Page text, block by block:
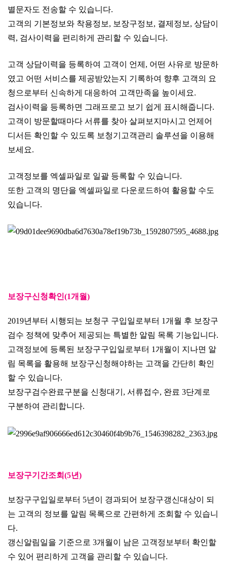
별문자도 전송할 수 있습니다.
고객의 기본정보와 착용정보, 보장구정보, 결제정보, 상담이
력, 검사이력을 편리하게 관리할 수 있습니다.
고객 상담이력을 등록하여 고객이 언제, 어떤 사유로 방문하
였고 어떤 서비스를 제공받았는지 기록하여 향후 고객의 요
청으로부터 신속하게 대응하여 고객만족을 높이세요.
검사이력을 등록하면 그래프로고 보기 쉽게 표시해줍니다.
고객이 방문할때마다 서류를 찾아 살펴보지마시고 언제어
디서든 확인할 수 있도록 보청기고객관리 솔루션을 이용해
보세요.
고객정보를 엑셀파일로 일괄 등록할 수 있습니다.
또한 고객의 명단을 엑셀파일로 다운로드하여 활용할 수도
있습니다.
보장구신청확인(1개월)
2019년부터 시행되는 보청구 구입일로부터 1개월 후 보장구
검수 정책에 맞추어 제공되는 특별한 알림 목록 기능입니다.
고객정보에 등록된 보장구구입일로부터 1개월이 지나면 알
림 목록을 활용해 보장구신청해야하는 고객을 간단히 확인
할 수 있습니다.
보장구검수완료구분을 신청대기, 서류접수, 완료 3단계로
구분하여 관리합니다.
보장구기간조회(5년)
보장구구입일로부터 5년이 경과되어 보장구갱신대상이 되
는 고객의 정보를 알림 목록으로 간편하게 조회할 수 있습니
다.
갱신알림일을 기준으로 3개월이 남은 고객정보부터 확인할
수 있어 편리하게 고객을 관리할 수 있습니다.